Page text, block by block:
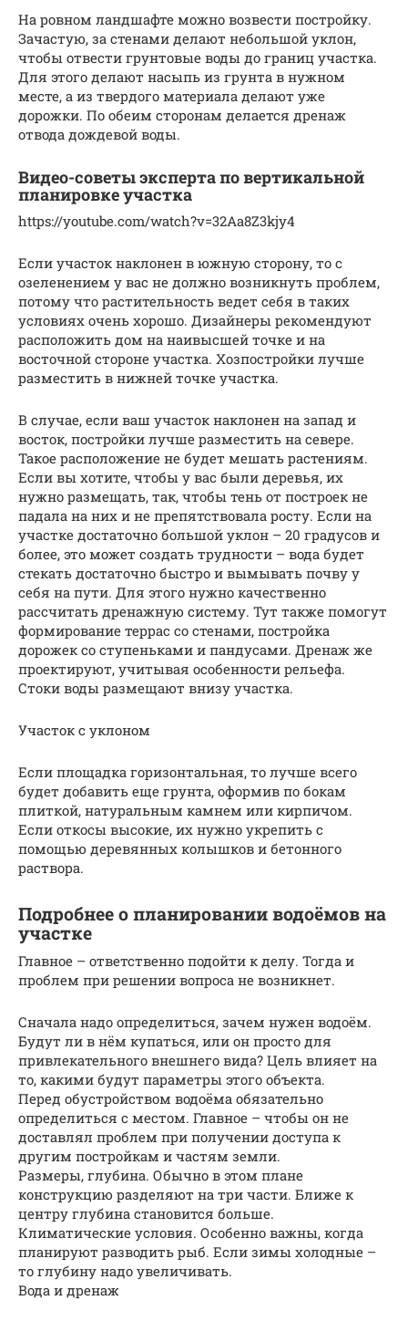
На ровном ландшафте можно возвести постройку.
Зачастую, за стенами делают небольшой уклон,
чтобы отвести грунтовые воды до границ участка.
Для этого делают насыпь из грунта в нужном
месте, а из твердого материала делают уже
дорожки. По обеим сторонам делается дренаж
отвода дождевой воды.
Видео-советы эксперта по вертикальной
планировке участка
https://youtube.com/watch?v=32Aa8Z3kjy4
Если участок наклонен в южную сторону, то с
озеленением у вас не должно возникнуть проблем,
потому что растительность ведет себя в таких
условиях очень хорошо. Дизайнеры рекомендуют
расположить дом на наивысшей точке и на
восточной стороне участка. Хозпостройки лучше
разместить в нижней точке участка.
В случае, если ваш участок наклонен на запад и
восток, постройки лучше разместить на севере.
Такое расположение не будет мешать растениям.
Если вы хотите, чтобы у вас были деревья, их
нужно размещать, так, чтобы тень от построек не
падала на них и не препятствовала росту. Если на
участке достаточно большой уклон – 20 градусов и
более, это может создать трудности – вода будет
стекать достаточно быстро и вымывать почву у
себя на пути. Для этого нужно качественно
рассчитать дренажную систему. Тут также помогут
формирование террас со стенами, постройка
дорожек со ступеньками и пандусами. Дренаж же
проектируют, учитывая особенности рельефа.
Стоки воды размещают внизу участка.
Участок с уклоном
Если площадка горизонтальная, то лучше всего
будет добавить еще грунта, оформив по бокам
плиткой, натуральным камнем или кирпичом.
Если откосы высокие, их нужно укрепить с
помощью деревянных колышков и бетонного
раствора.
Подробнее о планировании водоёмов на
участке
Главное – ответственно подойти к делу. Тогда и
проблем при решении вопроса не возникнет.
Сначала надо определиться, зачем нужен водоём.
Будут ли в нём купаться, или он просто для
привлекательного внешнего вида? Цель влияет на
то, какими будут параметры этого объекта.
Перед обустройством водоёма обязательно
определиться с местом. Главное – чтобы он не
доставлял проблем при получении доступа к
другим постройкам и частям земли.
Размеры, глубина. Обычно в этом плане
конструкцию разделяют на три части. Ближе к
центру глубина становится больше.
Климатические условия. Особенно важны, когда
планируют разводить рыб. Если зимы холодные –
то глубину надо увеличивать.
Вода и дренаж